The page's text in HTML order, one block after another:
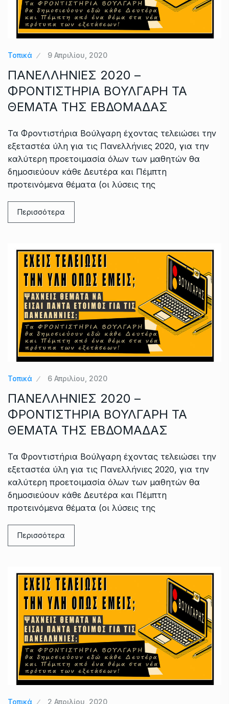
Τοπικά 9 Απριλίου, 2020
ΠΑΝΕΛΛΗΝΙΕΣ 2020 –
ΦΡΟΝΤΙΣΤΗΡΙΑ ΒΟΥΛΓΑΡΗ ΤΑ
ΘΕΜΑΤΑ ΤΗΣ ΕΒΔΟΜΑΔΑΣ
Τα Φροντιστήρια Βούλγαρη έχοντας τελειώσει την
εξεταστέα ύλη για τις Πανελλήνιες 2020, για την
καλύτερη προετοιμασία όλων των μαθητών θα
δημοσιεύουν κάθε Δευτέρα και Πέμπτη
προτεινόμενα θέματα (οι λύσεις της
Περισσότερα
Τοπικά 6 Απριλίου, 2020
ΠΑΝΕΛΛΗΝΙΕΣ 2020 –
ΦΡΟΝΤΙΣΤΗΡΙΑ ΒΟΥΛΓΑΡΗ ΤΑ
ΘΕΜΑΤΑ ΤΗΣ ΕΒΔΟΜΑΔΑΣ
Τα Φροντιστήρια Βούλγαρη έχοντας τελειώσει την
εξεταστέα ύλη για τις Πανελλήνιες 2020, για την
καλύτερη προετοιμασία όλων των μαθητών θα
δημοσιεύουν κάθε Δευτέρα και Πέμπτη
προτεινόμενα θέματα (οι λύσεις της
Περισσότερα
Τοπικά 2 Απριλίου, 2020